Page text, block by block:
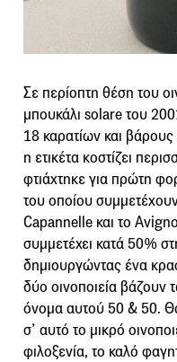
Σε περίοπτη θέση του
μπουκάλι solare του
18 καρατίων και
η ετικέτα κοστίζει
φτιάχτηκε για πρώτη
του οποίου
Capannelle και το
συμμετέχει κατά 50%
δημιουργώντας ένα
δύο οινοποιεία βάζουν
όνομα αυτού 50 & 50.
σ’ αυτό το μικρό
φιλοξενία, το καλό